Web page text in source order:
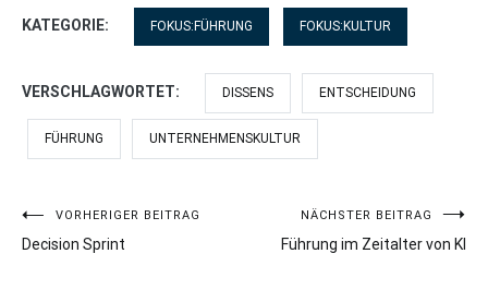
KATEGORIE: FOKUS:FÜHRUNG FOKUS:KULTUR
VERSCHLAGWORTET: DISSENS ENTSCHEIDUNG
FÜHRUNG UNTERNEHMENSKULTUR
Beitragsnavigation
VORHERIGER BEITRAG
Decision Sprint
NÄCHSTER BEITRAG
Führung im Zeitalter von KI